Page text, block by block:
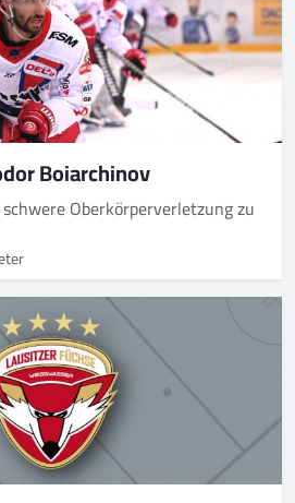
Boiarchinov
Oberkörperverletzung zu